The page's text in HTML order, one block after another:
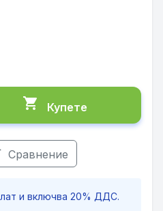
shopping_cart Купете
Сравнение
и включва 20% ДДС.